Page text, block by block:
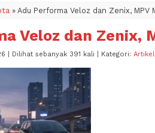
» Adu Performa Veloz dan Zenix, MPV
Veloz dan Zenix,
| Dilihat sebanyak 391 kali | Kategori: